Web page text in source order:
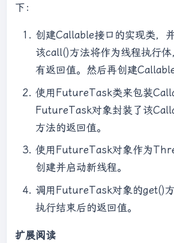
下：
创建Callable接口的实现类，
该call()方法将作为线程执行
有返回值。然后再创建
使用FutureTask类来包装
FutureTask对象封装了该
方法的返回值。
使用FutureTask对象作为
创建并启动新线程。
调用FutureTask对象的get()
执行结束后的返回值。
扩展阅读